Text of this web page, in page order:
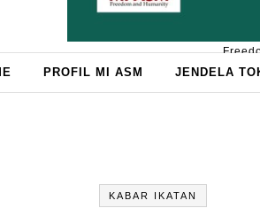
PROFIL MI ASM JENDELA
KABAR IKATAN